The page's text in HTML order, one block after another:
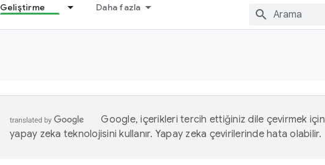
Geliştirme Daha fazla
Google, içerikleri tercih ettiğiniz dile çevirmek için
yapay zeka teknolojisini kullanır. Yapay zeka çevirilerinde hata olabilir.